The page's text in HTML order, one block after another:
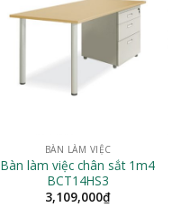
BÀN LÀM VIỆC
Bàn làm việc chân sắt 1m4
BCT14HS3
3,109,000₫